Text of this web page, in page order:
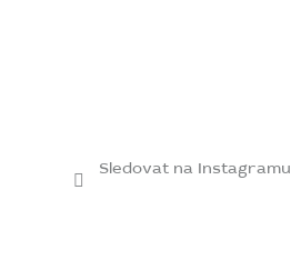
Sledovat na Instagramu